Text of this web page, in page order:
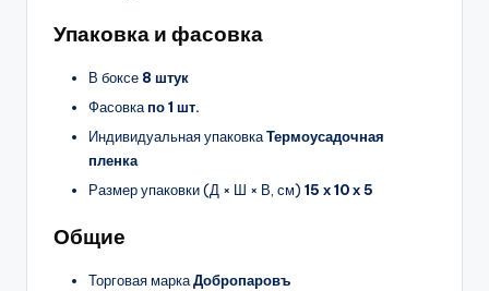
Упаковка и фасовка
В боксе 8 штук
Фасовкапо 1 шт.
Индивидуальная упаковкаТермоусадочная
пленка
Размер упаковки (Д × Ш × В, см) 15 х 10 х 5
Общие
Торговая маркаДобропаровъ